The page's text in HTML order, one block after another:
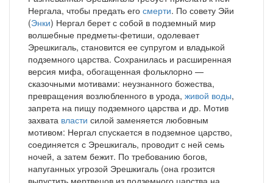
Нергала, чтобы предать его смерти. По совету Эйи
(Энки) Нергал берет с собой в подземный мир
волшебные предметы-фетиши, одолевает
Эрешкигаль, становится ее супругом и владыкой
подземного царства. Сохранилась и расширенная
версия мифа, обогащенная фольклорно —
сказочными мотивами: неузнанного божества,
превращения возлюбленного в урода, живой воды,
запрета на пищу подземного царства и др. Мотив
захвата власти силой заменяется любовным
мотивом: Нергал спускается в подземное царство,
соединяется с Эрешкигаль, проводит с ней семь
ночей, а затем бежит. По требованию богов,
напуганных угрозой Эрешкигаль (она грозится
выпустить мертвецов из подземного царства на